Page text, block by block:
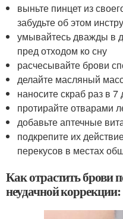
выньте пинцет из
забудьте об этом
умывайтесь дважды в
пред отходом ко сну
расчесывайте брови
делайте масляный
наносите скраб раз в 7
протирайте отварами
добавьте аптечные
подкрепите их
перекусов в местах
Как отрастить
неудачной